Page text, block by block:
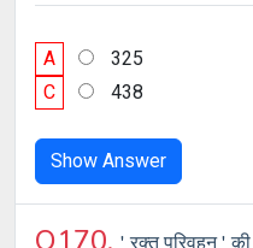
A 325
C
438
Show Answer
' रक्त परिवहन '